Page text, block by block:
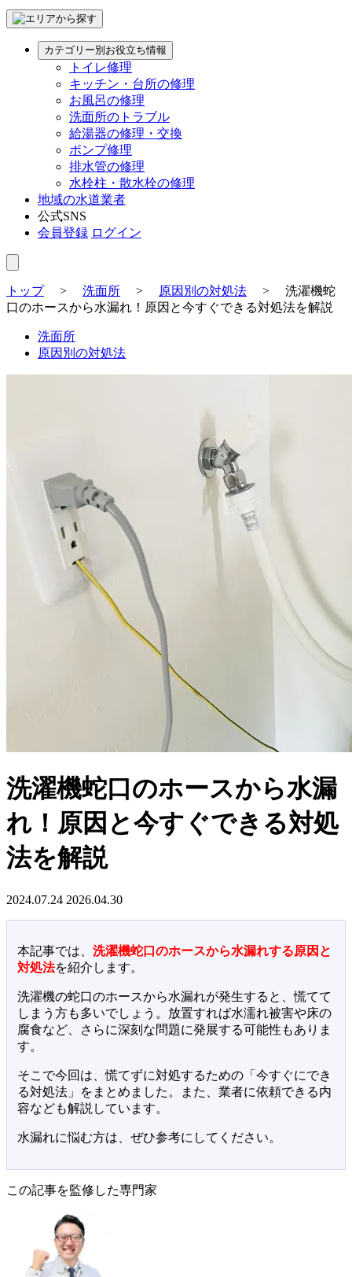
カテゴリー別お役立ち情報
トイレ修理
キッチン・台所の修理
お風呂の修理
洗面所のトラブル
給湯器の修理・交換
ポンプ修理
排水管の修理
水栓柱・散水栓の修理
地域の水道業者
公式SNS
会員登録 ログイン
トップ> 洗面所 > 原因別の対処法 > 洗濯機蛇
口のホースから水漏れ！原因と今すぐできる対処法を解説
洗面所
原因別の対処法
洗濯機蛇口のホースから水漏
れ！原因と今すぐできる対処
法を解説
2024.07.24 2026.04.30
本記事では、 洗濯機蛇口のホースから水漏れする原因と
対処法を紹介します。
洗濯機の蛇口のホースから水漏れが発生すると、慌てて
しまう方も多いでしょう。放置すれば水濡れ被害や床の
腐食など、さらに深刻な問題に発展する可能性もありま
す。
そこで今回は、慌てずに対処するための「今すぐにでき
る対処法」をまとめました。また、業者に依頼できる内
容なども解説しています。
水漏れに悩む方は、ぜひ参考にしてください。
この記事を監修した専門家